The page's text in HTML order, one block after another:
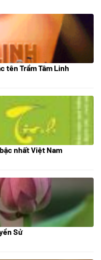
tên Trầm Tâm Linh
nhất Việt Nam
Sử